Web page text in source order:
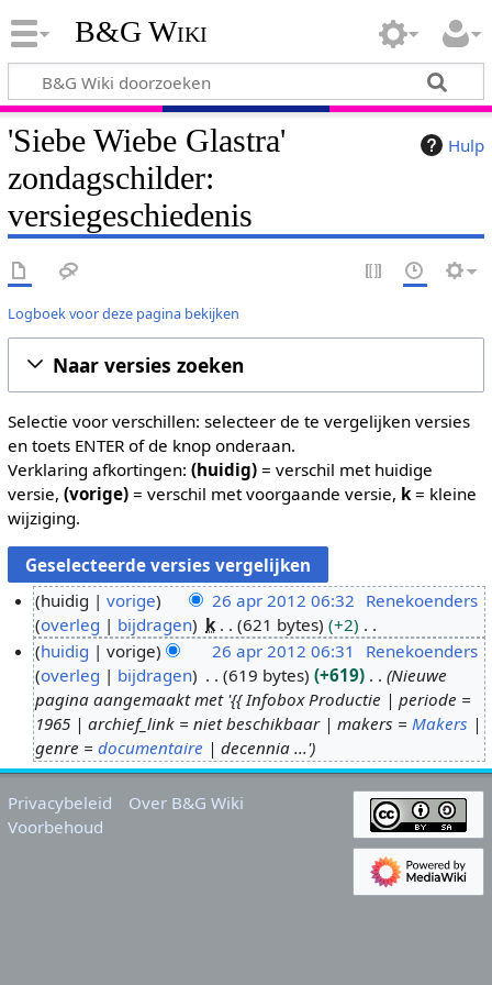
B&G Wiki
Hulp
'Siebe Wiebe Glastra'
zondagschilder:
versiegeschiedenis
Logboek voor deze pagina bekijken
Naar versies zoeken
Selectie voor verschillen: selecteer de te vergelijken versies
en toets ENTER of de knop onderaan.
Verklaring afkortingen: (huidig)= verschil met huidige
versie, (vorige)= verschil met voorgaande versie, k= kleine
wijziging.
6
0
1
2
huidig vorige 26 apr 2012 06:32 Renekoenders
overleg
bijdragen k 621 bytes
+2
G
e
e
n
b
e
huidig vorige 26 apr 2012 06:31
Renekoenders
overleg
bijdragen 619 bytes +619
Nieuwe
pagina aangemaakt met '{{ Infobox Productie | periode =
1965 | archief_link = niet beschikbaar | makers =Makers |
genre =documentaire | decennia ...'
Privacybeleid
Over B&G Wiki
Voorbehoud